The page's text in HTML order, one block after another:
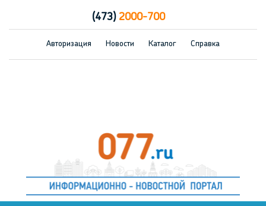
(473)2000-700
Авторизация Новости Каталог Справка